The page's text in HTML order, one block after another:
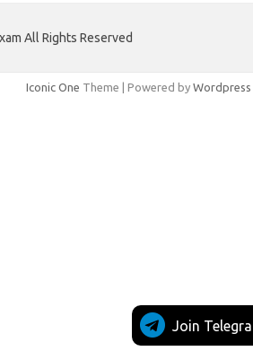
Join
All Rights Reserved
Iconic One Theme | Powered by Wordpress